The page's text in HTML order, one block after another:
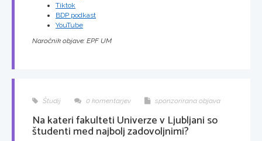
Tiktok
BDP podkast
YouTube
Naročnik objave: EPF UM
Študij 0 komentarjev sponzorirana objava
Na kateri fakulteti Univerze v Ljubljani so
študenti med najbolj zadovoljnimi?